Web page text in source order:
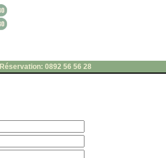
Réservation: 0892 56 56 28